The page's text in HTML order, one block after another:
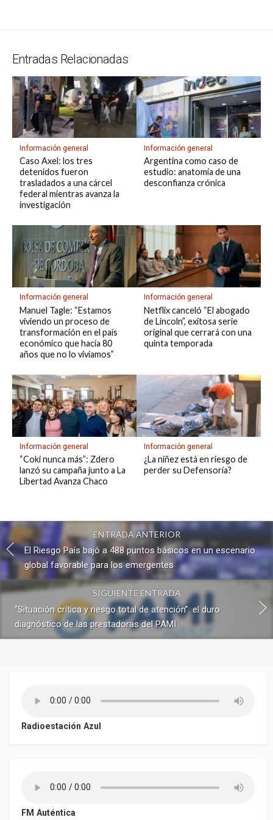
p
k
n
k
ar
tir
Entradas Relacionadas
Información general
Caso Axel: los tres
detenidos fueron
trasladados a una cárcel
federal mientras avanza la
investigación
Información general
Argentina como caso de
estudio: anatomía de una
desconfianza crónica
Información general
Manuel Tagle: “Estamos
viviendo un proceso de
transformación en el país
económico que hacía 80
años que no lo vivíamos”
Información general
Netflix canceló “El abogado
de Lincoln”, exitosa serie
original que cerrará con una
quinta temporada
Información general
“Coki nunca más”: Zdero
lanzó su campaña junto a La
Libertad Avanza Chaco
Información general
¿La niñez está en riesgo de
perder su Defensoría?
ENTRADA ANTERIOR
El Riesgo País bajó a 488 puntos básicos en un escenario
global favorable para los emergentes
SIGUIENTE ENTRADA
“Situación crítica y riesgo total de atención”: el duro
diagnóstico de las prestadoras del PAMI
Radioestación Azul
FM Auténtica